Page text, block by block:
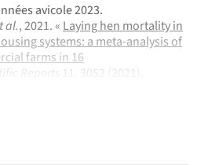
avicole 2023.
al., 2021. « Laying hen mortality in
systems: a meta-analysis of
farms in 16
Reports 11, 3052 (2021).